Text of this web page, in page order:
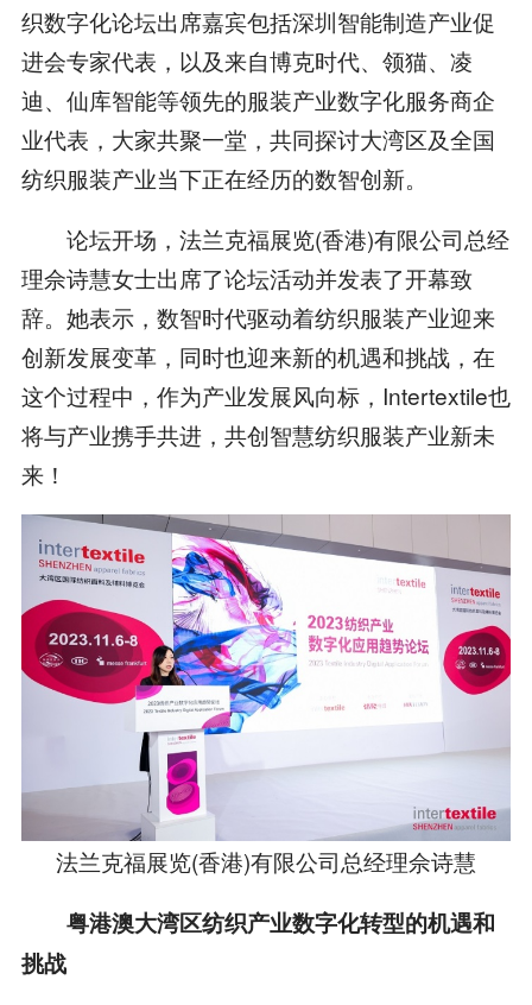
织数字化论坛出席嘉宾包括深圳智能制造产业促
进会专家代表，以及来自博克时代、领猫、凌
迪、仙库智能等领先的服装产业数字化服务商企
业代表，大家共聚一堂，共同探讨大湾区及全国
纺织服装产业当下正在经历的数智创新。
论坛开场，法兰克福展览(香港)有限公司总经
理佘诗慧女士出席了论坛活动并发表了开幕致
辞。她表示，数智时代驱动着纺织服装产业迎来
创新发展变革，同时也迎来新的机遇和挑战，在
这个过程中，作为产业发展风向标，Intertextile也
将与产业携手共进，共创智慧纺织服装产业新未
来！
法兰克福展览(香港)有限公司总经理佘诗慧
粤港澳大湾区纺织产业数字化转型的机遇和
挑战